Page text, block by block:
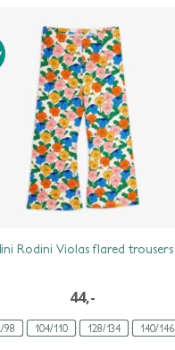
98 104/110 128/134 140/146
Rodini Violas flared trousers
44,-